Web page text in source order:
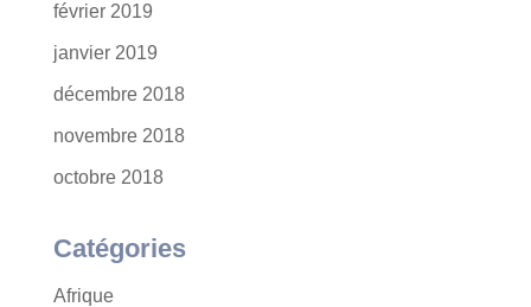
février 2019
janvier 2019
décembre 2018
novembre 2018
octobre 2018
Catégories
Afrique